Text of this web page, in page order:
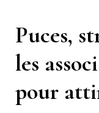
Puces,
les
pour